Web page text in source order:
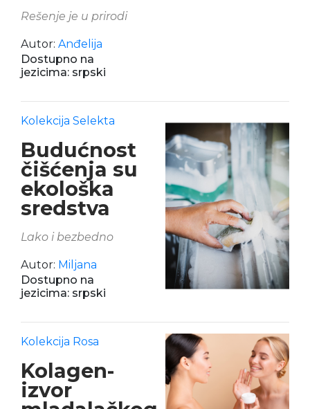
Rešenje je u prirodi
Autor: Anđelija
Dostupno na
jezicima: srpski
Kolekcija Selekta
Budućnost
čišćenja su
ekološka
sredstva
Lako i bezbedno
Autor: Miljana
Dostupno na
jezicima: srpski
Kolekcija Rosa
Kolagen-
izvor